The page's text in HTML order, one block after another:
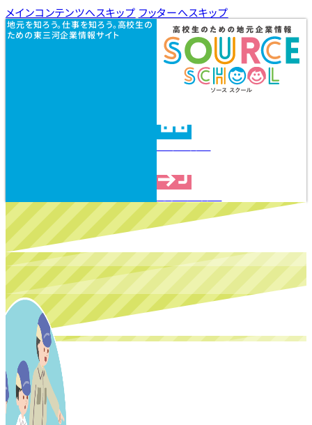
メインコンテンツへスキップ フッターへスキップ
地元を知ろう。仕事を知ろう。高校生の
ための東三河企業情報サイト